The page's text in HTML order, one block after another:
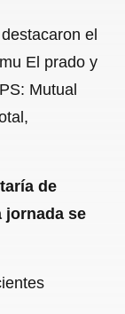
el
El prado y
Mutual
de
jornada se